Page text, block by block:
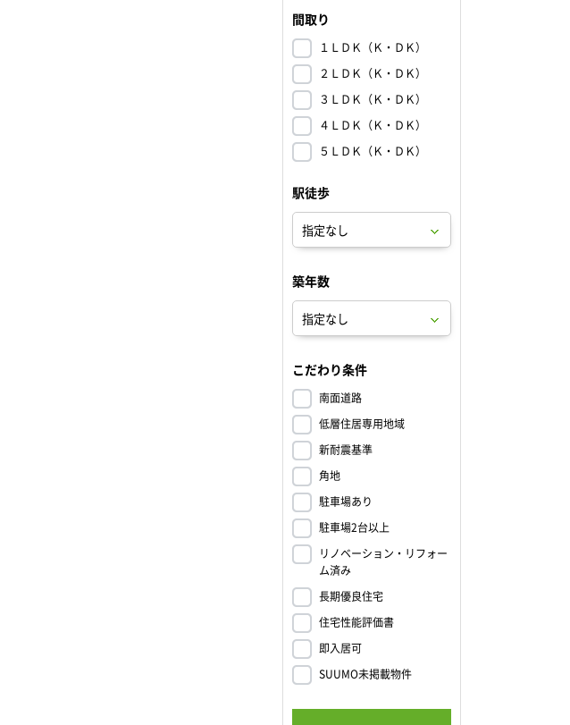
間取り
１ＬＤＫ（Ｋ・ＤＫ）
２ＬＤＫ（Ｋ・ＤＫ）
３ＬＤＫ（Ｋ・ＤＫ）
４ＬＤＫ（Ｋ・ＤＫ）
５ＬＤＫ（Ｋ・ＤＫ）
駅徒歩
築年数
こだわり条件
南面道路
低層住居専用地域
新耐震基準
角地
駐車場あり
駐車場2台以上
リノベーション・リフォー
ム済み
長期優良住宅
住宅性能評価書
即入居可
SUUMO未掲載物件